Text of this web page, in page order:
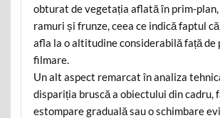
obturat de vegetația aflată în prim-
ramuri și frunze, ceea ce indică faptul
afla la o altitudine considerabilă față de
filmare.
Un alt aspect remarcat în analiza
dispariția bruscă a obiectului din cadru,
estompare graduală sau o schimbare